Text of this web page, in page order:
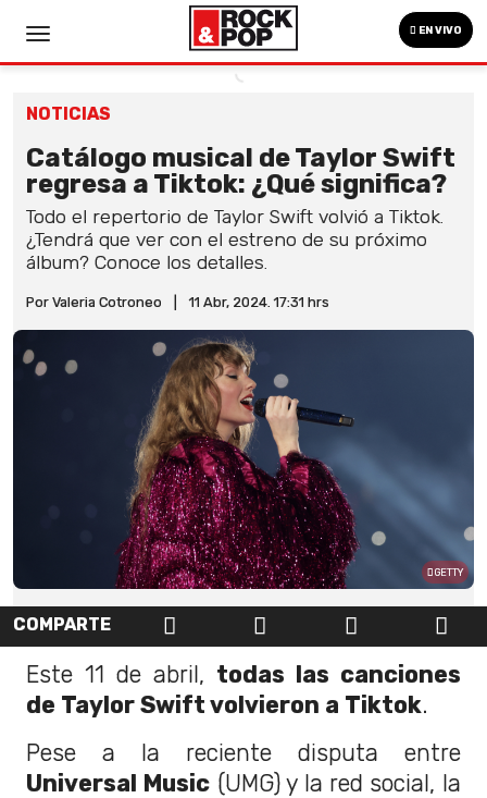
EN VIVO
NOTICIAS
Catálogo musical de Taylor Swift
regresa a Tiktok: ¿Qué significa?
Todo el repertorio de Taylor Swift volvió a Tiktok.
¿Tendrá que ver con el estreno de su próximo
álbum? Conoce los detalles.
Por Valeria Cotroneo 11 Abr, 2024. 17:31 hrs
GETTY
COMPARTE
Este 11 de abril, todas las canciones
de Taylor Swift volvieron a Tiktok.
Pese a la reciente disputa entre
Universal Music (UMG) y la red social, la